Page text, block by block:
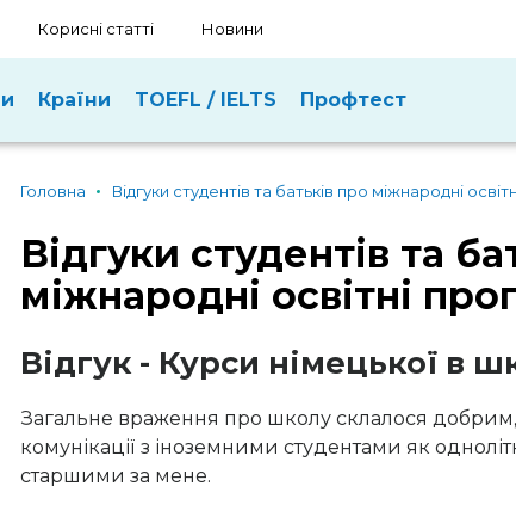
Корисні статті Новини
Країни TOEFL / IELTS Профтест
Головна Відгуки студентів та батьків про міжнародні
Відгуки студентів та
міжнародні освітні
Відгук - Курси німецької в
Загальне враження про школу склалося
комунікації з іноземними студентами як
старшими за мене.